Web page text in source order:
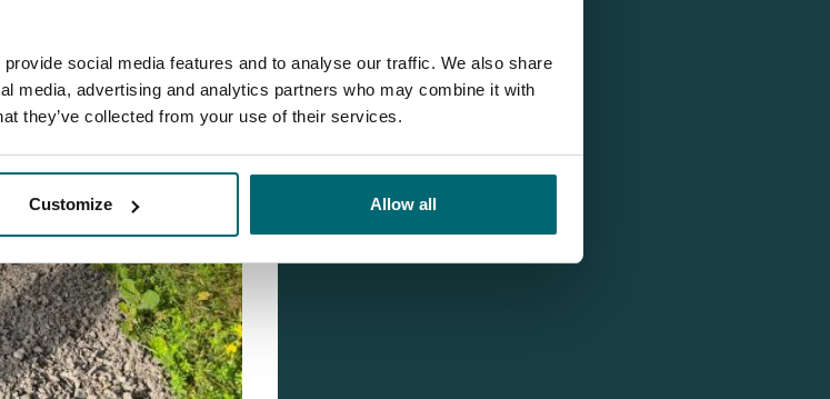
social media features and to analyse our traffic. We also share
media, advertising and analytics partners who may combine it with
they’ve collected from your use of their services.
Customize Allow all